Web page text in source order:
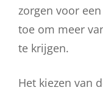
zorgen voor
toe om meer
te krijgen.
Het kiezen van